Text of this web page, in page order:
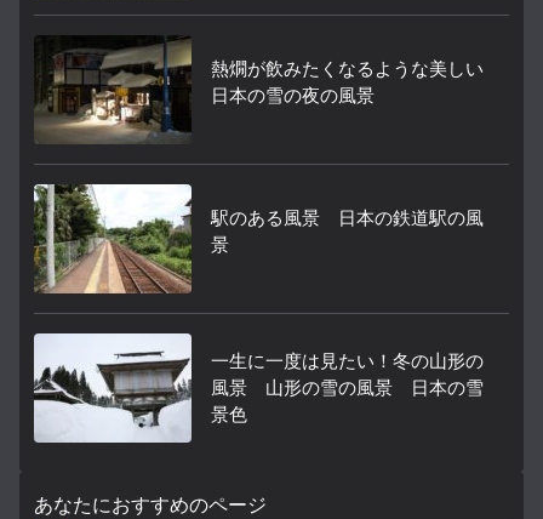
熱燗が飲みたくなるような美しい
日本の雪の夜の風景
駅のある風景 日本の鉄道駅の風
景
一生に一度は見たい！冬の山形の
風景 山形の雪の風景 日本の雪
景色
あなたにおすすめのページ